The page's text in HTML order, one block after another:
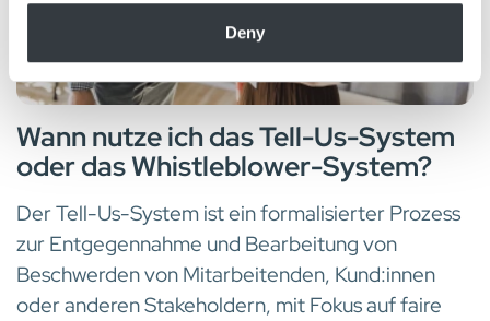
provided to them or that they’ve collected from your use
Deny
Wann nutze ich das Tell-Us-System
oder das Whistleblower-System?
Der Tell-Us-System ist ein formalisierter Prozess
zur Entgegennahme und Bearbeitung von
Beschwerden von Mitarbeitenden, Kund:innen
oder anderen Stakeholdern, mit Fokus auf faire